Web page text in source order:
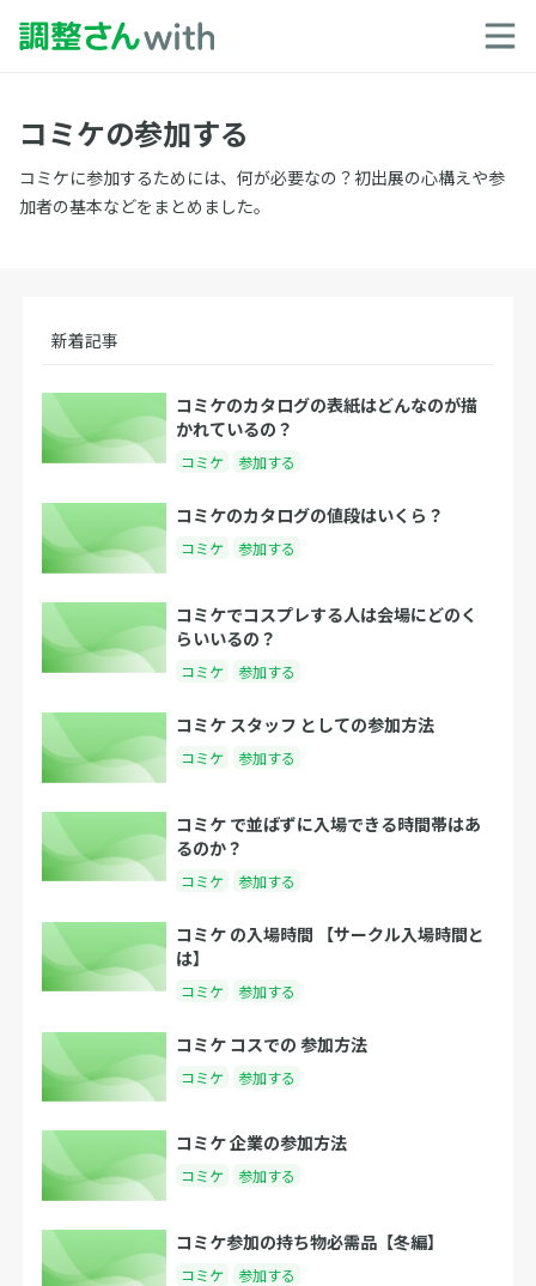
コミケの参加する
コミケに参加するためには、何が必要なの？初出展の心構えや参
加者の基本などをまとめました。
新着記事
コミケのカタログの表紙はどんなのが描
かれているの？
コミケ 参加する
コミケのカタログの値段はいくら？
コミケ 参加する
コミケでコスプレする人は会場にどのく
らいいるの？
コミケ 参加する
コミケ スタッフ としての参加方法
コミケ 参加する
コミケ で並ばずに入場できる時間帯はあ
るのか？
コミケ 参加する
コミケ の入場時間 【サークル入場時間と
は】
コミケ 参加する
コミケ コスでの 参加方法
コミケ 参加する
コミケ 企業の参加方法
コミケ 参加する
コミケ参加の持ち物必需品【冬編】
コミケ 参加する